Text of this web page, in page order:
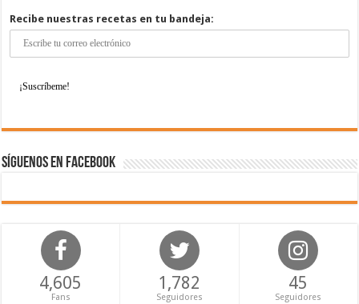
Recibe nuestras recetas en tu bandeja:
Síguenos en Facebook
4,605
Fans
1,782
Seguidores
45
Seguidores